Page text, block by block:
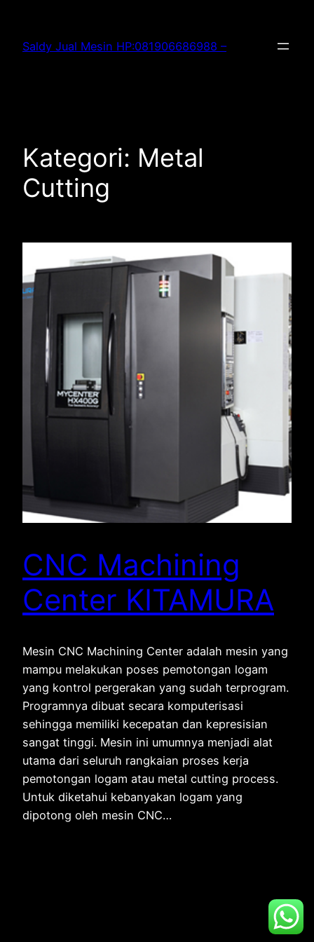
konten
Saldy Jual Mesin HP:081906686988 –
Kategori: Metal
Cutting
CNC Machining
Center KITAMURA
Mesin CNC Machining Center adalah mesin yang
mampu melakukan poses pemotongan logam
yang kontrol pergerakan yang sudah terprogram.
Programnya dibuat secara komputerisasi
sehingga memiliki kecepatan dan kepresisian
sangat tinggi. Mesin ini umumnya menjadi alat
utama dari seluruh rangkaian proses kerja
pemotongan logam atau metal cutting process.
Untuk diketahui kebanyakan logam yang
dipotong oleh mesin CNC…